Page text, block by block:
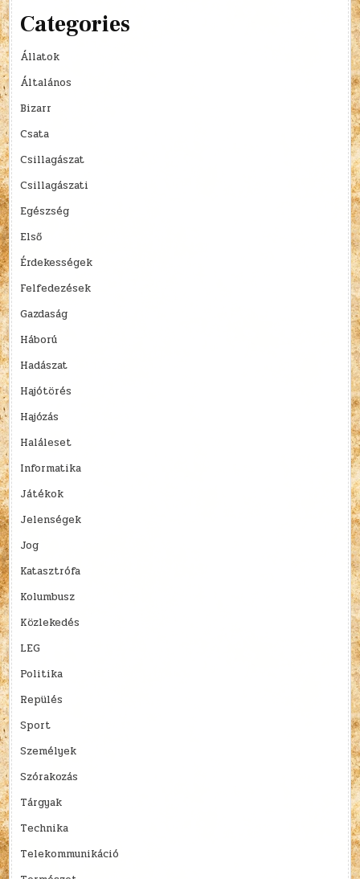
Categories
Állatok
Általános
Bizarr
Csata
Csillagászat
Csillagászati
Egészség
Első
Érdekességek
Felfedezések
Gazdaság
Háború
Hadászat
Hajótörés
Hajózás
Haláleset
Informatika
Játékok
Jelenségek
Jog
Katasztrófa
Kolumbusz
Közlekedés
LEG
Politika
Repülés
Sport
Személyek
Szórakozás
Tárgyak
Technika
Telekommunikáció